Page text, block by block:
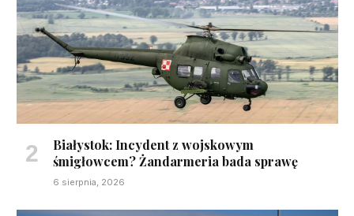
Białystok: Incydent z wojskowym
śmigłowcem? Żandarmeria bada sprawę
6 sierpnia, 2026